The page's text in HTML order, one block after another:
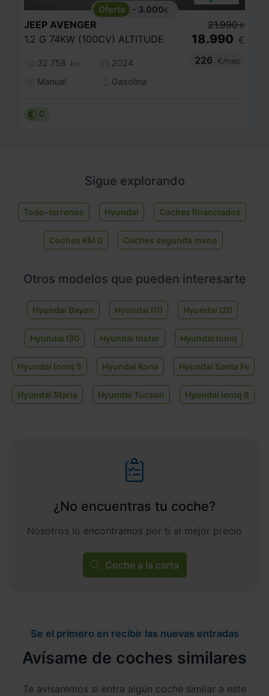
- 3.000€
JEEP AVENGER
1.2 G 74KW (100CV) ALTITUDE
32.758 km
2024
Manual
Gasolina
21.990 €
18.990 €
226
€/mes
C
Sigue explorando
Todo-terrenos Hyundai Coches financiados
Coches KM 0 Coches segunda mano
Otros modelos que pueden interesarte
Hyundai Bayon Hyundai I10 Hyundai I20
Hyundai I30 Hyundai Inster Hyundai Ioniq
Hyundai Ioniq 5 Hyundai Kona Hyundai Santa Fe
Hyundai Staria Hyundai Tucson Hyundai Ioniq 6
¿No encuentras tu coche?
Nosotros lo encontramos por ti al mejor precio
Coche a la carta
Se el primero en recibir las nuevas entradas
Avísame de coches similares
Te avisaremos si entra algún coche similar a este